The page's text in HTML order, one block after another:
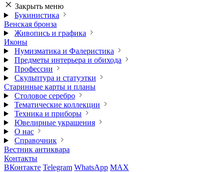
Закрыть меню
Букинистика
Венская бронза
Живопись и графика
Иконы
Нумизматика и Фалеристика
Предметы интерьера и обихода
Профессии
Скульптура и статуэтки
Старинные карты и планы
Столовое серебро
Тематические коллекции
Техника и приборы
Ювелирные украшения
О нас
Справочник
Вестник антиквара
Контакты
ВКонтакте Telegram WhatsApp MAX